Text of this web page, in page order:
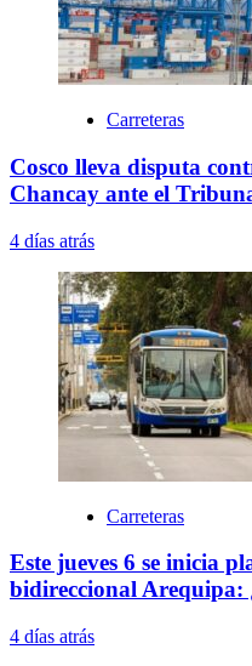
Carreteras
Cosco lleva disputa
Chancay ante el
4 días atrás
Carreteras
Este jueves 6 se inicia
bidireccional Arequipa:
4 días atrás